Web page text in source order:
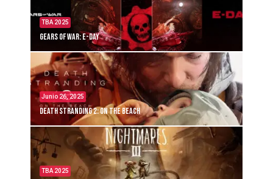
TBA 2025
Gears of War: E-Day
Junio 26, 2025
Death Stranding 2: On the Beach
TBA 2025